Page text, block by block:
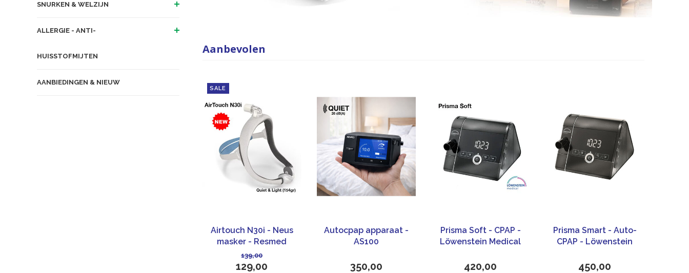
SNURKEN & WELZIJN
ALLERGIE - ANTI-
HUISSTOFMIJTEN
AANBIEDINGEN & NIEUW
Aanbevolen
SALE
Airtouch N30i - Neus
masker - Resmed
139,00
129,00
Autocpap apparaat -
AS100
350,00
Prisma Soft - CPAP -
Löwenstein Medical
420,00
Prisma Smart - Auto-
CPAP - Löwenstein
450,00